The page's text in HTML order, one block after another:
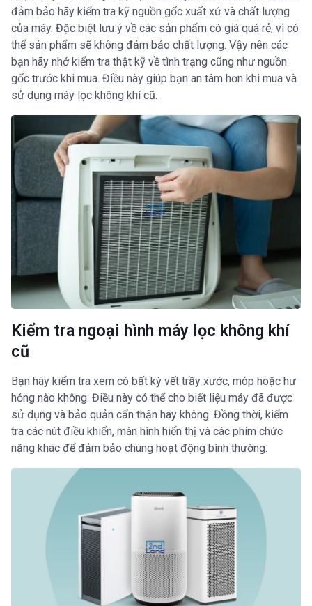
đảm bảo hãy kiểm tra kỹ nguồn gốc xuất xứ và chất lượng
của máy. Đặc biệt lưu ý về các sản phẩm có giá quá rẻ, vì có
thể sản phẩm sẽ không đảm bảo chất lượng. Vậy nên các
bạn hãy nhớ kiểm tra thật kỹ về tình trạng cũng như nguồn
gốc trước khi mua. Điều này giúp bạn an tâm hơn khi mua và
sử dụng máy lọc không khí cũ.
Kiểm tra ngoại hình máy lọc không khí
cũ
Bạn hãy kiểm tra xem có bất kỳ vết trầy xước, móp hoặc hư
hỏng nào không. Điều này có thể cho biết liệu máy đã được
sử dụng và bảo quản cẩn thận hay không. Đồng thời, kiểm
tra các nút điều khiển, màn hình hiển thị và các phím chức
năng khác để đảm bảo chúng hoạt động bình thường.